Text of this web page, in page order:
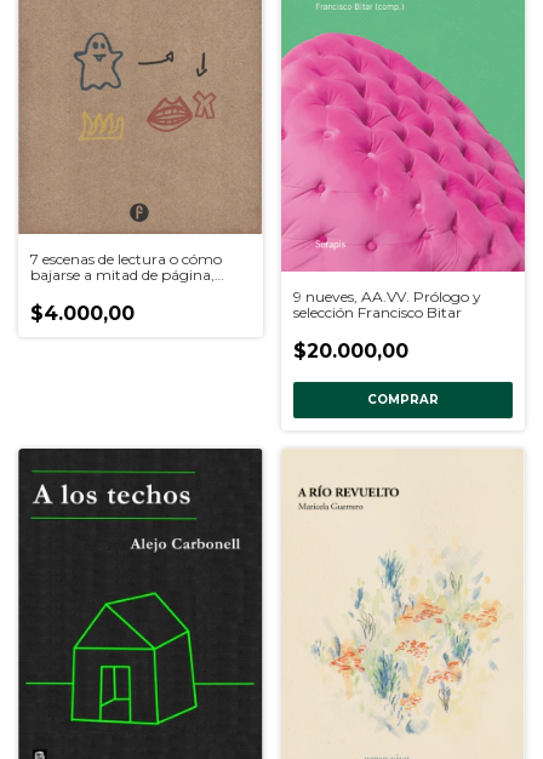
7 escenas de lectura o cómo
bajarse a mitad de página,
$4.000,00
9 nueves, AA.VV. Prólogo y
selección Francisco Bitar
$20.000,00
COMPRAR